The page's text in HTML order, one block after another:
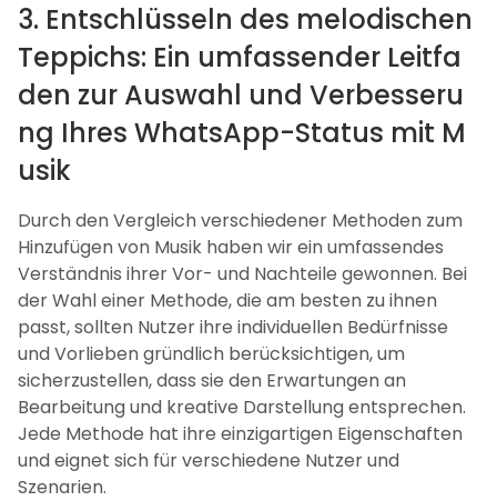
3. Entschlüsseln des melodischen
Teppichs: Ein umfassender Leitfa
den zur Auswahl und Verbesseru
ng Ihres WhatsApp-Status mit M
usik
Durch den Vergleich verschiedener Methoden zum
Hinzufügen von Musik haben wir ein umfassendes
Verständnis ihrer Vor- und Nachteile gewonnen. Bei
der Wahl einer Methode, die am besten zu ihnen
passt, sollten Nutzer ihre individuellen Bedürfnisse
und Vorlieben gründlich berücksichtigen, um
sicherzustellen, dass sie den Erwartungen an
Bearbeitung und kreative Darstellung entsprechen.
Jede Methode hat ihre einzigartigen Eigenschaften
und eignet sich für verschiedene Nutzer und
Szenarien.